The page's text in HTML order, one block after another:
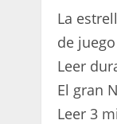
La
de
Leer
El gran
Leer 3